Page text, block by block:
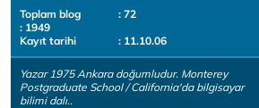
Toplam blog
: 72
: 1949
Kayıt tarihi
: 11.10.06
Yazar 1975 Ankara doğumludur. Monterey
Postgraduate School / California'da bilgisayar
bilimi dalı..